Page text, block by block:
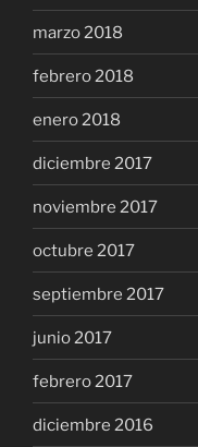
marzo 2018
febrero 2018
enero 2018
diciembre 2017
noviembre 2017
octubre 2017
septiembre 2017
junio 2017
febrero 2017
diciembre 2016